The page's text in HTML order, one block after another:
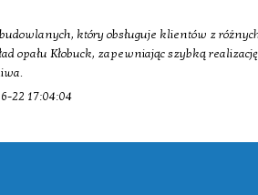
który obsługuje klientów z
opału Kłobuck, zapewniając szybką
22 17:04:04